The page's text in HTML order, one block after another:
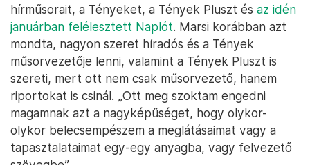
hírműsorait, a Tényeket, a Tények Pluszt és az idén
januárban felélesztett Naplót. Marsi korábban azt
mondta, nagyon szeret híradós és a Tények
műsorvezetője lenni, valamint a Tények Pluszt is
szereti, mert ott nem csak műsorvezető, hanem
riportokat is csinál. „Ott meg szoktam engedni
magamnak azt a nagyképűséget, hogy olykor-
olykor belecsempészem a meglátásaimat vagy a
tapasztalataimat egy-egy anyagba, vagy felvezető